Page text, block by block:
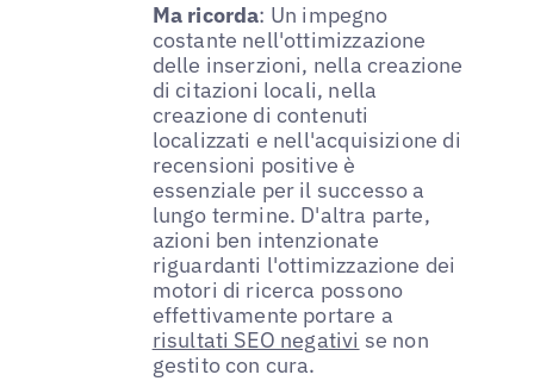
Ma ricorda: Un impegno
costante nell'ottimizzazione
delle inserzioni, nella creazione
di citazioni locali, nella
creazione di contenuti
localizzati e nell'acquisizione di
recensioni positive è
essenziale per il successo a
lungo termine. D'altra parte,
azioni ben intenzionate
riguardanti l'ottimizzazione dei
motori di ricerca possono
effettivamente portare a
risultati SEO negativi se non
gestito con cura.